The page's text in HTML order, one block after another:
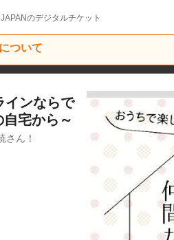
のデジタルチケット
ついて
インならで
宅から～
さん！